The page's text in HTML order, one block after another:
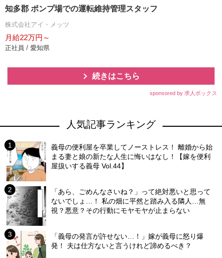
知多郡 ポンプ場での運転維持管理スタッフ
株式会社アイ・メッツ
月給22万円～
正社員 / 愛知県
続きはこちら
sponsored by 求人ボックス
人気記事ランキング
義母の便利屋を卒業してノーストレス！ 離婚から始
まる妻と娘の新たな人生に悔いはなし！【嫁を便利
屋扱いする義母 Vol.44】
「あら、ごめんなさいね？」って絶対悪いと思って
ないでしょ…！ 私の畑に平然と踏み入る隣人…無
視？悪意？その行動にモヤモヤが止まらない
「義母の発言が許せない…！」嫁が義母に怒り爆
発！ 夫は仕方ないと言うけれど諦めるべき？